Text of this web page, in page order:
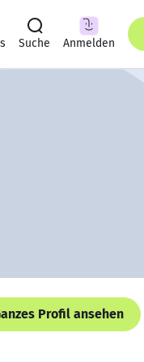
Suche Anmelden
Profil ansehen